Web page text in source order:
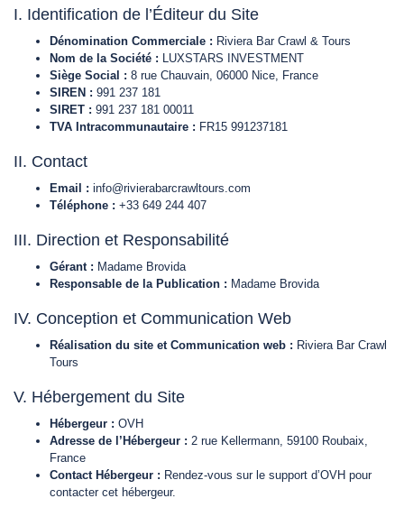
I. Identification de l’Éditeur du Site
Dénomination Commerciale : Riviera Bar Crawl & Tours
Nom de la Société : LUXSTARS INVESTMENT
Siège Social : 8 rue Chauvain, 06000 Nice, France
SIREN : 991 237 181
SIRET : 991 237 181 00011
TVA Intracommunautaire : FR15 991237181
II. Contact
Email : info@rivierabarcrawltours.com
Téléphone : +33 649 244 407
III. Direction et Responsabilité
Gérant : Madame Brovida
Responsable de la Publication : Madame Brovida
IV. Conception et Communication Web
Réalisation du site et Communication web : Riviera Bar Crawl
Tours
V. Hébergement du Site
Hébergeur : OVH
Adresse de l’Hébergeur : 2 rue Kellermann, 59100 Roubaix,
France
Contact Hébergeur : Rendez-vous sur le support d’OVH pour
contacter cet hébergeur.